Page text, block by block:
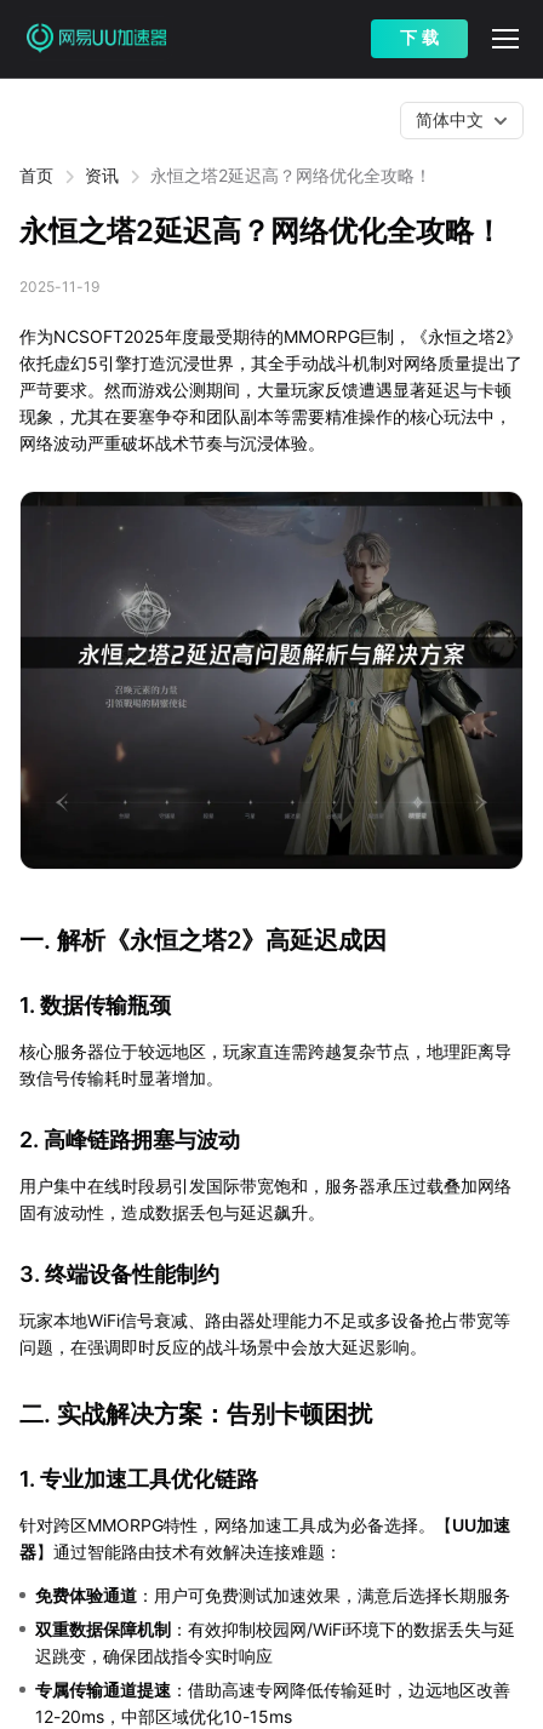
下 载
首页 资讯 永恒之塔2延迟高？网络优化全攻略！
简体中文
永恒之塔2延迟高？网络优化全攻略！
2025-11-19
作为NCSOFT2025年度最受期待的MMORPG巨制，《永恒之塔2》
依托虚幻5引擎打造沉浸世界，其全手动战斗机制对网络质量提出了
严苛要求。然而游戏公测期间，大量玩家反馈遭遇显著延迟与卡顿
现象，尤其在要塞争夺和团队副本等需要精准操作的核心玩法中，
网络波动严重破坏战术节奏与沉浸体验。
一. 解析《永恒之塔2》高延迟成因
1. 数据传输瓶颈
核心服务器位于较远地区，玩家直连需跨越复杂节点，地理距离导
致信号传输耗时显著增加。
2. 高峰链路拥塞与波动
用户集中在线时段易引发国际带宽饱和，服务器承压过载叠加网络
固有波动性，造成数据丢包与延迟飙升。
3. 终端设备性能制约
玩家本地WiFi信号衰减、路由器处理能力不足或多设备抢占带宽等
问题，在强调即时反应的战斗场景中会放大延迟影响。
二. 实战解决方案：告别卡顿困扰
1. 专业加速工具优化链路
针对跨区MMORPG特性，网络加速工具成为必备选择。【UU加速
器】通过智能路由技术有效解决连接难题：
免费体验通道 ：用户可免费测试加速效果，满意后选择长期服务
双重数据保障机制 ：有效抑制校园网/WiFi环境下的数据丢失与延
迟跳变，确保团战指令实时响应
专属传输通道提速 ：借助高速专网降低传输延时，边远地区改善
12-20ms，中部区域优化10-15ms